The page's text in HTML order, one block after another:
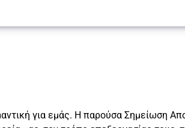
για εμάς. Η παρούσα Σημείωση